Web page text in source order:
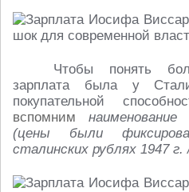
Чтобы понять
зарплата была у
покупательной
вспомним
(цены были
сталинских рублях 1947 г.